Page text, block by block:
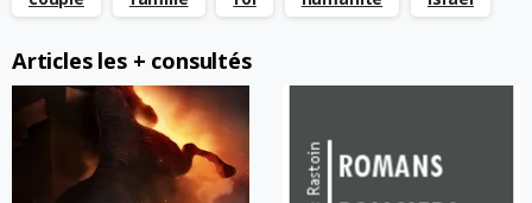
Articles les + consultés